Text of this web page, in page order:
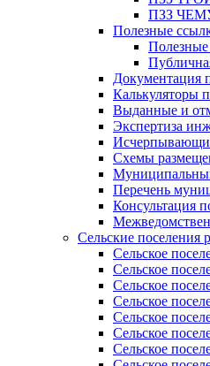
ПЗЗ
Полезные
Документация
Калькуляторы
Выданные и
Экспертиза
Схемы
Перечень
Консультация
Сельские поселения
Сельское
Сельское
Сельское
Сельское
Сельское
Сельское
Сельское